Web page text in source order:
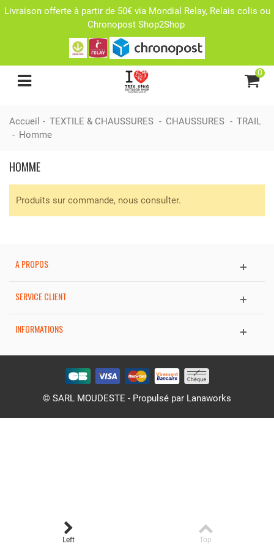
Livraison offerte à partir de 50€ via Mondial Relay, Relais colis ou
Chronopost Shop2Shop
0
Accueil - TEXTILE & CHAUSSURES - CHAUSSURES - TRAIL
- Homme
HOMME
Produits sur commande, nous consulter.
A PROPOS
SERVICE CLIENT
INFORMATIONS
© SARL MOUDESTE - Propulsé par Lanaworks
Left Top